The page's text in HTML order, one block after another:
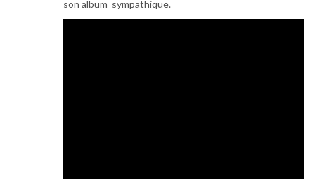
son album sympathique.